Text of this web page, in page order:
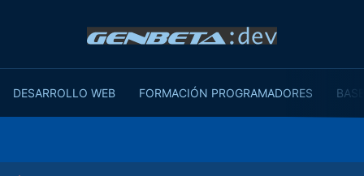
DESARROLLO WEB FORMACIÓN PROGRAMADORES